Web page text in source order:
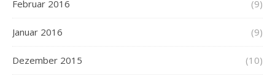
Februar 2016 (9)
Januar 2016 (9)
Dezember 2015 (10)